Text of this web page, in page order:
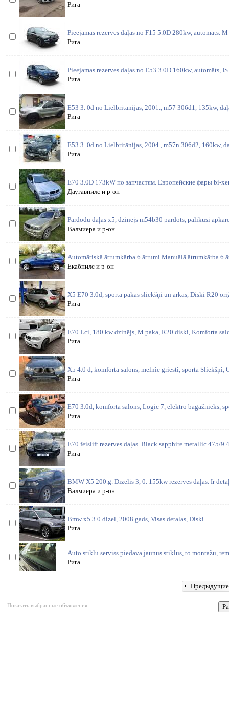
Рига
Pieejamas rezerves daļas no F15 5.0D 280kw, automāts.
Рига
Pieejamas rezerves daļas no E53 3.0D 160kw, automāts,
Рига
E53 3. 0d no Lielbritānijas, 2001., m57 306d1, 135kw,
Рига
E53 3. 0d no Lielbritānijas, 2004., m57n 306d2, 160kw,
Рига
E70 3.0D 173kW по запчастям. Европейские фары bi-
Даугавпилс и р-он
Pārdodu daļas x5, dzinējs m54b30 pārdots, palikusi
Валмиера и р-он
Automātiskā ātrumkārba 6 ātrumi Manuālā ātrumkārba 6
Екабпилс и р-он
X5 E70 3.0d, sporta pakas sliekšņi un arkas, Diski R20
Рига
E70 Lci, 180 kw dzinējs, M paka, R20 diski, Komforta
Рига
X5 4.0 d, komforta salons, melnie griesti, sporta Sliekšņi,
Рига
E70 3.0d, komforta salons, Logic 7, elektro bagāžnieks,
Рига
E70 feislift rezerves daļas. Black sapphire metallic 475/9
Рига
BMW X5 200.g. Dīzelis 3, 0. 155kw rezerves daļas. Ir
Валмиера и р-он
Bmw x5 3.0 dizel, 2008 gads, Visas detalas, Diski.
Рига
Auto stiklu serviss piedāvā jaunus stiklus, to montāžu,
Рига
Предыдущие
Показать выбранные объявления